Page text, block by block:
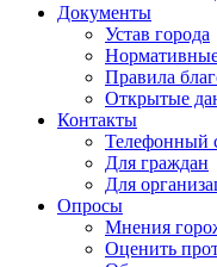
Документы
Устав города
Правила
Открытые
Контакты
Телефонный
Для граждан
Для
Опросы
Мнения
Оценить